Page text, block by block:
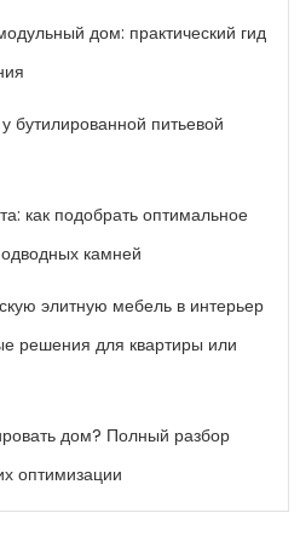
дом: практический гид
бутилированной питьевой
как подобрать оптимальное
камней
элитную мебель в интерьер
решения для квартиры или
дом? Полный разбор
оптимизации